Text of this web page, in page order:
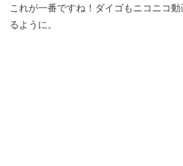
これが一番ですね！ダイゴもニコニコ
るように。